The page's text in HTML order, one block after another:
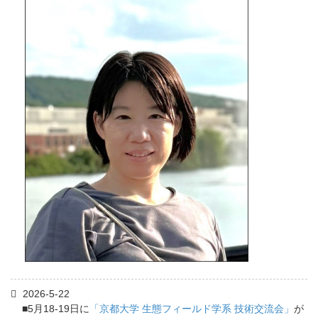
2026-5-22
■5月18-19日に
「京都大学 生態フィールド学系 技術交流会」 が